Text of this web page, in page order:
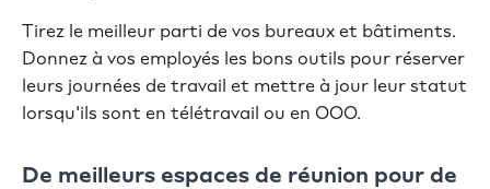
Tirez le meilleur parti de vos bureaux et bâtiments.
Donnez à vos employés les bons outils pour réserver
leurs journées de travail et mettre à jour leur statut
lorsqu'ils sont en télétravail ou en OOO.
De meilleurs espaces de réunion pour de